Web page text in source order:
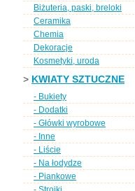
Biżuteria, paski, breloki
Ceramika
Chemia
Dekoracje
Kosmetyki, uroda
> KWIATY SZTUCZNE
- Bukiety
- Dodatki
- Główki wyrobowe
- Inne
- Liście
- Na łodydze
- Piankowe